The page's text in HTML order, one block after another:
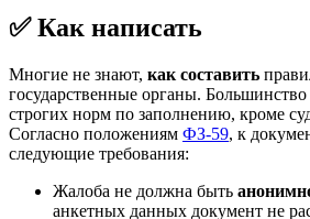
✅ Как написать
Многие не знают, как составить
государственные органы.
строгих норм по заполнению, кроме
Согласно положениям ФЗ-59, к
следующие требования:
Жалоба не должна быть
анкетных данных документ не